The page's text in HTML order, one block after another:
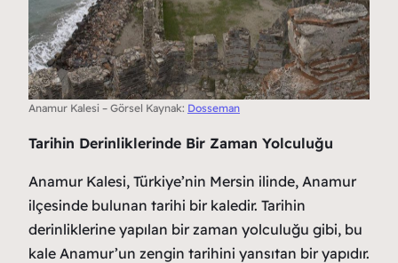
Anamur Kalesi – Görsel Kaynak: Dosseman
Tarihin Derinliklerinde Bir Zaman Yolculuğu
Anamur Kalesi, Türkiye’nin Mersin ilinde, Anamur
ilçesinde bulunan tarihi bir kaledir. Tarihin
derinliklerine yapılan bir zaman yolculuğu gibi, bu
kale Anamur’un zengin tarihini yansıtan bir yapıdır.